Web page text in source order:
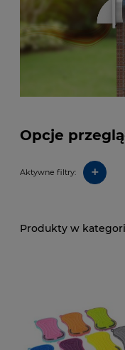
Opcje
Aktywne filtry: +